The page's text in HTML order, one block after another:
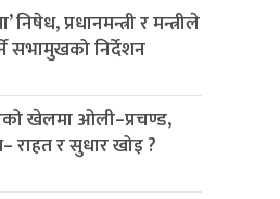
निषेध, प्रधानमन्त्री र मन्त्रीले
सभामुखको निर्देशन
खेलमा ओली–प्रचण्ड,
राहत र सुधार खोइ ?